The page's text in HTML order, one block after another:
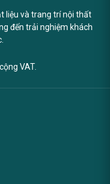
liệu và trang trí nội thất
đến trải nghiệm khách
VAT.